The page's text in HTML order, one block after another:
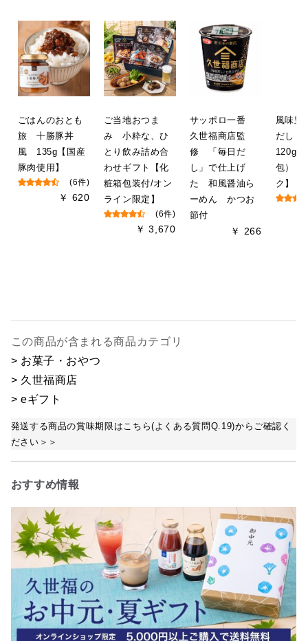
ごはんのおとも
旅 十勝豚丼
風 135g【国産
豚肉使用】
(6件)
￥ 620
ご当地おつま
み 小粋な、ひ
とり飲み詰め合
わせギフト【化
粧箱包装付/オン
ライン限定】
(6件)
￥ 3,670
サッポロ一番
久世福商店監
修 「毎日だ
し」で仕上げ
た 和風醤油ら
ーめん かつお
節付
￥ 266
風味豊
だし
120g
包）【
ク】
この商品が含まれる商品カテゴリ
> お菓子・おやつ
> 久世福商店
> eギフト
発送する商品の賞味期限はこちら(よくある質問Q.19)からご確認く
ださい＞＞
おすすめ情報